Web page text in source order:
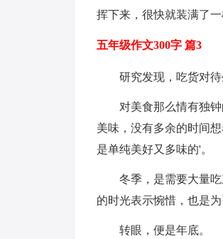
挥下来，很快就装满了一
五年级作文300字 篇3
研究发现，吃货对
对美食那么情有独
美味，没有多余的时间
是单纯美好又多味的'。
冬季，是需要大量
的时光表示惋惜，也是
转眼，便是年底。